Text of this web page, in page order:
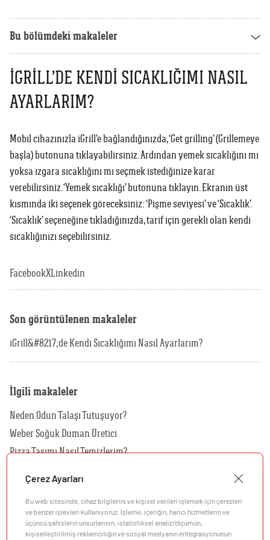
Ranch
Tüm Kömürlü Barbeküleri Görüntüle
Kılıflar
Ekipmanlar
Akıllı Cihazlar
Grill Akademi
Katalog
Mağaza Bulucu
Türkçe(tr)
Bu bölümdeki makaleler
IGRILL’DE KENDI SICAKLIĞIMI NASIL
AYARLARIM?
Mobil cihazınızla iGrill’e bağlandığınızda, ‘Get grilling’ (Grillemeye
başla) butonuna tıklayabilirsiniz. Ardından yemek sıcaklığını mı
yoksa ızgara sıcaklığını mı seçmek istediğinize karar
verebilirsiniz. ‘Yemek sıcaklığı’ butonuna tıklayın. Ekranın üst
kısmında iki seçenek göreceksiniz: ‘Pişme seviyesi’ ve ‘Sıcaklık’.
‘Sıcaklık’ seçeneğine tıkladığınızda, tarif için gerekli olan kendi
sıcaklığınızı seçebilirsiniz.
FacebookXLinkedin
Son görüntülenen makaleler
iGrill&#8217;de Kendi Sıcaklığımı Nasıl Ayarlarım?
İlgili makaleler
Neden Odun Talaşı Tutuşuyor?
Weber Soğuk Duman Üretici
Pizza Taşımı Nasıl Temizlerim?
Hangi Kılıf Benim Barbeküm İçin Uygundur?
Hangi Rotisserie'yi Kömürlü Barbeküm İçin Kullanmalıyım?
Çerez Ayarları
Bu web sitesinde, cihaz bilgilerini ve kişisel verileri işlemek için çerezleri
ve benzer işlevleri kullanıyoruz. İşleme, içeriğin, harici hizmetlerin ve
üçüncü şahısların unsurlarının, istatistiksel analiz/ölçümün,
kişiselleştirilmiş reklamcılığın ve sosyal medyanın entegrasyonunun